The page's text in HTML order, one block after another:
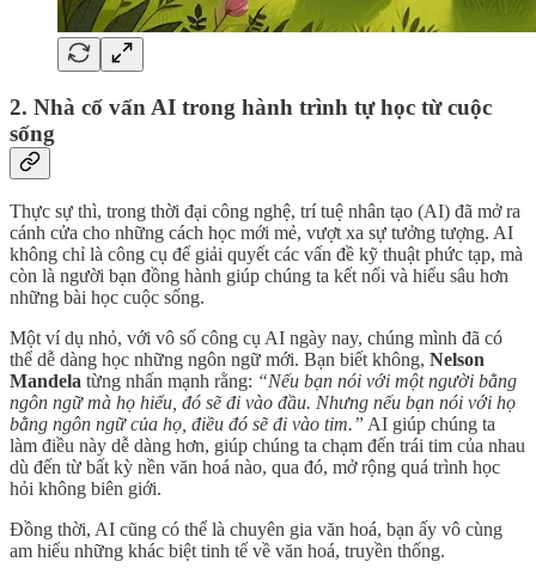
2. Nhà cố vấn AI trong hành trình tự học từ cuộc
sống
Thực sự thì, trong thời đại công nghệ, trí tuệ nhân tạo (AI) đã mở ra
cánh cửa cho những cách học mới mẻ, vượt xa sự tưởng tượng. AI
không chỉ là công cụ để giải quyết các vấn đề kỹ thuật phức tạp, mà
còn là người bạn đồng hành giúp chúng ta kết nối và hiểu sâu hơn
những bài học cuộc sống.
Một ví dụ nhỏ, với vô số công cụ AI ngày nay, chúng mình đã có
thể dễ dàng học những ngôn ngữ mới. Bạn biết không, Nelson
Mandela từng nhấn mạnh rằng: “Nếu bạn nói với một người bằng
ngôn ngữ mà họ hiểu, đó sẽ đi vào đầu. Nhưng nếu bạn nói với họ
bằng ngôn ngữ của họ, điều đó sẽ đi vào tim.” AI giúp chúng ta
làm điều này dễ dàng hơn, giúp chúng ta chạm đến trái tim của nhau
dù đến từ bất kỳ nền văn hoá nào, qua đó, mở rộng quá trình học
hỏi không biên giới.
Đồng thời, AI cũng có thể là chuyên gia văn hoá, bạn ấy vô cùng
am hiểu những khác biệt tinh tế về văn hoá, truyền thống.